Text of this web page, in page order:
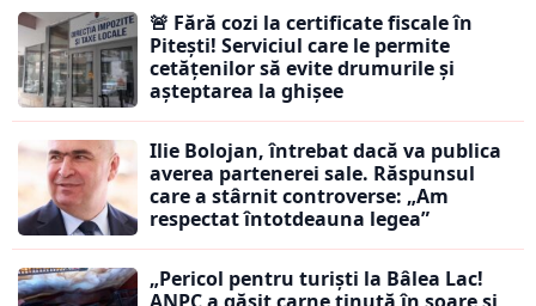
🚨 Fără cozi la certificate fiscale în
Pitești! Serviciul care le permite
cetățenilor să evite drumurile și
așteptarea la ghișee
Ilie Bolojan, întrebat dacă va publica
averea partenerei sale. Răspunsul
care a stârnit controverse: „Am
respectat întotdeauna legea”
„Pericol pentru turiști la Bâlea Lac!